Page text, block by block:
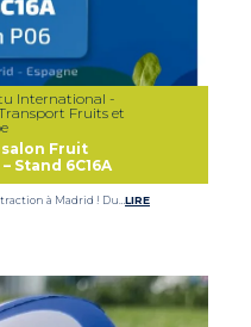
International -
Fruits et
Fruit
Stand 6C16A
à Madrid ! Du… LIRE